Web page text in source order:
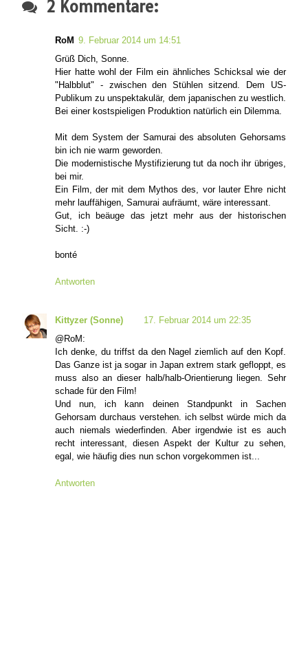
2 Kommentare:
RoM 9. Februar 2014 um 14:51
Grüß Dich, Sonne.
Hier hatte wohl der Film ein ähnliches Schicksal wie der
"Halbblut" - zwischen den Stühlen sitzend. Dem US-
Publikum zu unspektakulär, dem japanischen zu westlich.
Bei einer kostspieligen Produktion natürlich ein Dilemma.
Mit dem System der Samurai des absoluten Gehorsams
bin ich nie warm geworden.
Die modernistische Mystifizierung tut da noch ihr übriges,
bei mir.
Ein Film, der mit dem Mythos des, vor lauter Ehre nicht
mehr lauffähigen, Samurai aufräumt, wäre interessant.
Gut, ich beäuge das jetzt mehr aus der historischen
Sicht. :-)
bonté
Antworten
Kittyzer (Sonne)
17. Februar 2014 um 22:35
@RoM:
Ich denke, du triffst da den Nagel ziemlich auf den Kopf.
Das Ganze ist ja sogar in Japan extrem stark gefloppt, es
muss also an dieser halb/halb-Orientierung liegen. Sehr
schade für den Film!
Und nun, ich kann deinen Standpunkt in Sachen
Gehorsam durchaus verstehen. ich selbst würde mich da
auch niemals wiederfinden. Aber irgendwie ist es auch
recht interessant, diesen Aspekt der Kultur zu sehen,
egal, wie häufig dies nun schon vorgekommen ist...
Antworten